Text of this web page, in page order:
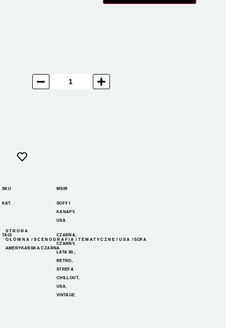
SKU MS09
KAT.
SOFY I
KANAPY,
USA
TAGI CZARNA
CZARNY,
LATA 50.
RETRO
STREFA
CHILLOUT,
USA
VINTAGE
STRONA
GŁÓWNA / SCENOGRAFIA /TEMATYCZNE /USA / SOFA
AMERYKAŃSKA CZARNA